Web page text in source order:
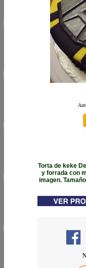
Torta de keke
y forrada con
imagen.